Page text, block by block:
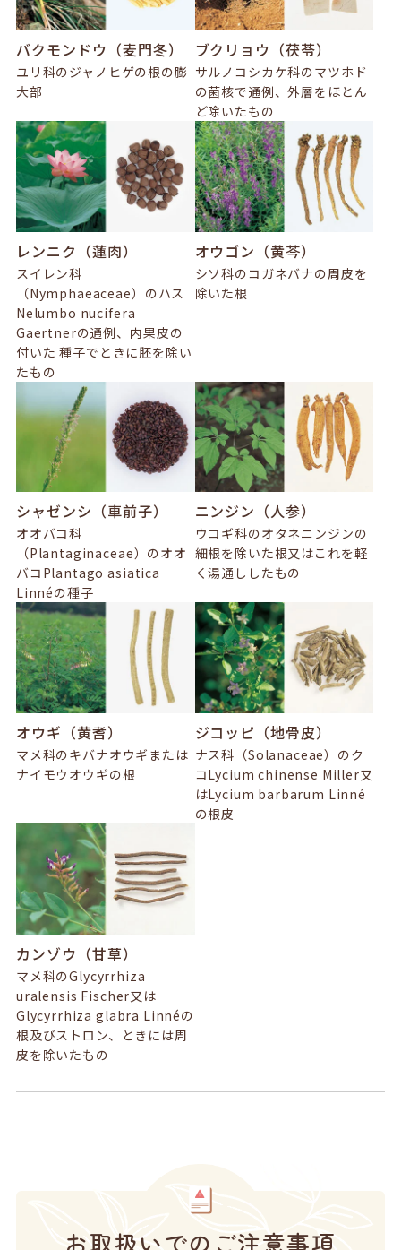
バクモンドウ（麦門冬）
ユリ科のジャノヒゲの根の膨
大部
ブクリョウ（茯苓）
サルノコシカケ科のマツホド
の菌核で通例、外層をほとん
ど除いたもの
レンニク（蓮肉）
スイレン科
（Nymphaeaceae）のハス
Nelumbo nucifera
Gaertnerの通例、内果皮の
付いた 種子でときに胚を除い
たもの
オウゴン（黄芩）
シソ科のコガネバナの周皮を
除いた根
シャゼンシ（車前子）
オオバコ科
（Plantaginaceae）のオオ
バコPlantago asiatica
Linnéの種子
ニンジン（人参）
ウコギ科のオタネニンジンの
細根を除いた根又はこれを軽
く湯通ししたもの
オウギ（黄耆）
マメ科のキバナオウギまたは
ナイモウオウギの根
ジコッピ（地骨皮）
ナス科（Solanaceae）のク
コLycium chinense Miller又
はLycium barbarum Linné
の根皮
カンゾウ（甘草）
マメ科のGlycyrrhiza
uralensis Fischer又は
Glycyrrhiza glabra Linnéの
根及びストロン、ときには周
皮を除いたもの
お取扱いでのご注意事項